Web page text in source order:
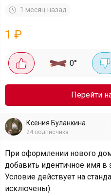
1 месяц назад
1 ₽
0°
Перейти
Ксения Буланкина
24 подписчика
При оформлении нового
добавить идентичное имя в
Условие действует на
исключены).